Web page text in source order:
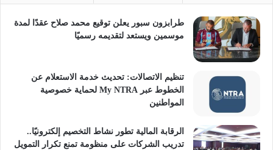
طرابزون سبور يعلن توقيع محمد صلاح عقدًا لمدة
موسمين ويستعد لتقديمه رسميًا
تنظيم الاتصالات: تحديث خدمة الاستعلام عن
الخطوط عبر My NTRA لحماية خصوصية
المواطنين
الرقابة المالية تطور نشاط التخصيم إلكترونيًا..
تدريب الشركات على منظومة تمنع تكرار التمويل